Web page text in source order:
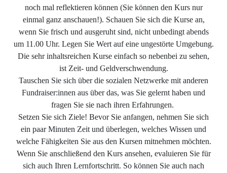
noch mal reflektieren können (Sie können den Kurs nur
einmal ganz anschauen!). Schauen Sie sich die Kurse an,
wenn Sie frisch und ausgeruht sind, nicht unbedingt abends
um 11.00 Uhr. Legen Sie Wert auf eine ungestörte Umgebung.
Die sehr inhaltsreichen Kurse einfach so nebenbei zu sehen,
ist Zeit- und Geldverschwendung.
Tauschen Sie sich über die sozialen Netzwerke mit anderen
Fundraiser:innen aus über das, was Sie gelernt haben und
fragen Sie sie nach ihren Erfahrungen.
Setzen Sie sich Ziele! Bevor Sie anfangen, nehmen Sie sich
ein paar Minuten Zeit und überlegen, welches Wissen und
welche Fähigkeiten Sie aus den Kursen mitnehmen möchten.
Wenn Sie anschließend den Kurs ansehen, evaluieren Sie für
sich auch Ihren Lernfortschritt. So können Sie auch nach